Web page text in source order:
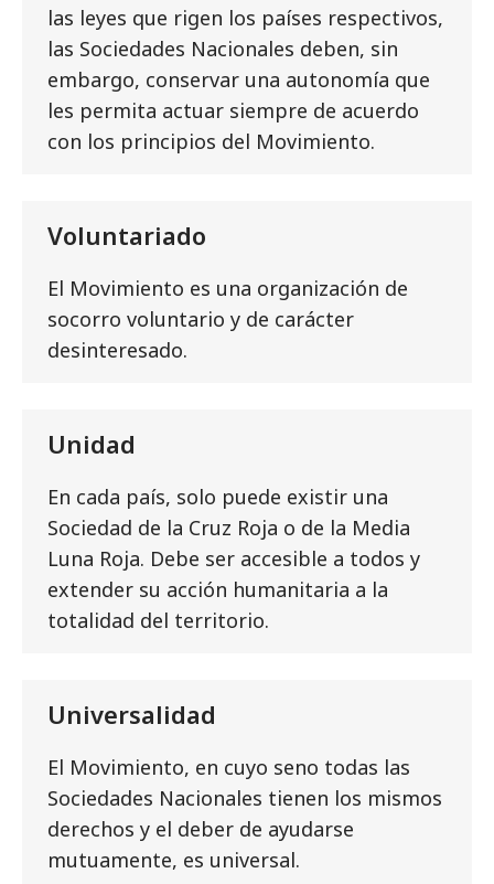
las leyes que rigen los países respectivos,
las Sociedades Nacionales deben, sin
embargo, conservar una autonomía que
les permita actuar siempre de acuerdo
con los principios del Movimiento.
Voluntariado
El Movimiento es una organización de
socorro voluntario y de carácter
desinteresado.
Unidad
En cada país, solo puede existir una
Sociedad de la Cruz Roja o de la Media
Luna Roja. Debe ser accesible a todos y
extender su acción humanitaria a la
totalidad del territorio.
Universalidad
El Movimiento, en cuyo seno todas las
Sociedades Nacionales tienen los mismos
derechos y el deber de ayudarse
mutuamente, es universal.